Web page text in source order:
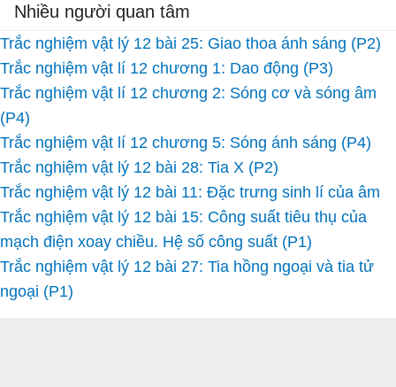
Nhiều người quan tâm
Trắc nghiệm vật lý 12 bài 25: Giao thoa ánh sáng (P2)
Trắc nghiệm vật lí 12 chương 1: Dao động (P3)
Trắc nghiệm vật lí 12 chương 2: Sóng cơ và sóng âm
(P4)
Trắc nghiệm vật lí 12 chương 5: Sóng ánh sáng (P4)
Trắc nghiệm vật lý 12 bài 28: Tia X (P2)
Trắc nghiệm vật lý 12 bài 11: Đặc trưng sinh lí của âm
Trắc nghiệm vật lý 12 bài 15: Công suất tiêu thụ của
mạch điện xoay chiều. Hệ số công suất (P1)
Trắc nghiệm vật lý 12 bài 27: Tia hồng ngoại và tia tử
ngoại (P1)